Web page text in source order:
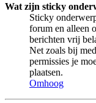
Wat zijn sticky
Sticky
forum en alleen
berichten vrij
Net zoals bij
permissies je
plaatsen.
Omhoog